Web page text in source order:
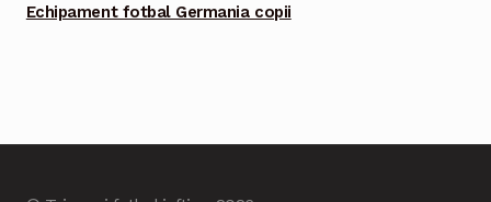
Echipament fotbal Germania copii